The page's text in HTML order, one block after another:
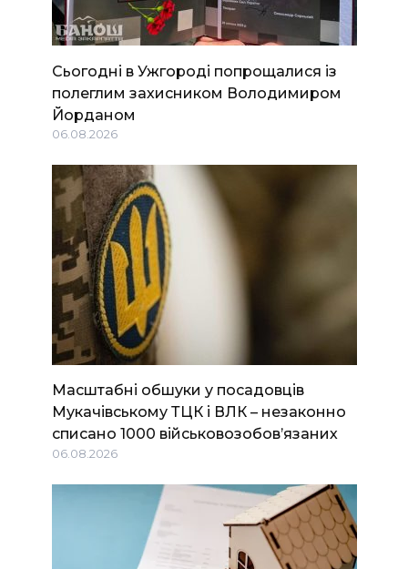
Сьогодні в Ужгороді попрощалися із
полеглим захисником Володимиром
Йорданом
06.08.2026
Масштабні обшуки у посадовців
Мукачівському ТЦК і ВЛК – незаконно
списано 1000 військовозобов’язаних
06.08.2026